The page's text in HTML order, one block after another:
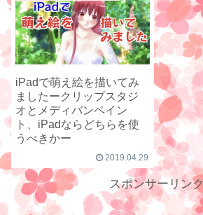
iPadで萌え絵を描いてみ
ましたークリップスタジ
オとメディバンペイン
ト、iPadならどちらを使
うべきかー
2019.04.29
スポンサーリンク